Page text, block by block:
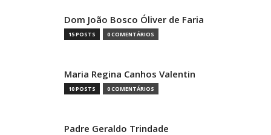
Dom João Bosco Óliver de Faria
15 POSTS 0 COMENTÁRIOS
Maria Regina Canhos Valentin
10 POSTS 0 COMENTÁRIOS
Padre Geraldo Trindade